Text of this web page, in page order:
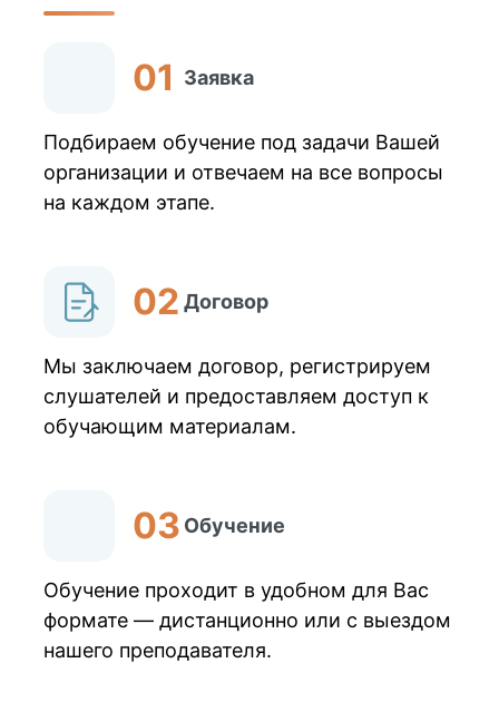
Заявка
Подбираем обучение под задачи Вашей
организации и отвечаем на все вопросы
на каждом этапе.
Договор
Мы заключаем договор, регистрируем
слушателей и предоставляем доступ к
обучающим материалам.
Обучение
Обучение проходит в удобном для Вас
формате — дистанционно или с выездом
нашего преподавателя.